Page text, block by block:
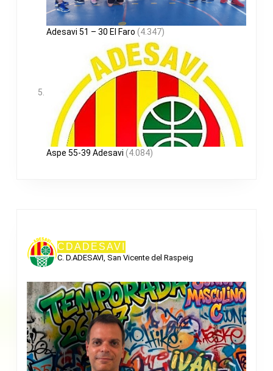
Adesavi 51 – 30 El Faro (4.347)
Aspe 55-39 Adesavi (4.084)
CDADESAVI
C. D.ADESAVI, San Vicente del Raspeig